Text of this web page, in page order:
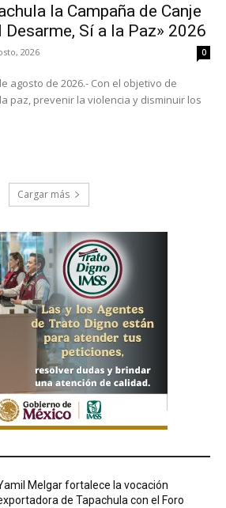
la Campaña de Canje
Desarme, Sí a la Paz» 2026
2026 0
agosto de 2026.- Con el objetivo de
paz, prevenir la violencia y disminuir los
Cargar más
Melgar fortalece la vocación
de Tapachula con el Foro